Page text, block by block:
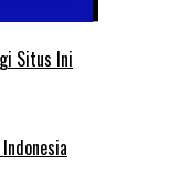
Situs Ini